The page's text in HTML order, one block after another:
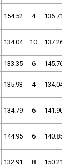
154.52 4 136.71
134.04 10 137.26
133.35 6 145.76
135.93 4 134.04
134.79 6 141.90
144.95 6 140.85
132.91 8 150.21